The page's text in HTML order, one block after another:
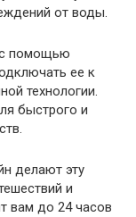
от воды.
с помощью
ее к
технологии.
быстрого и
делают эту
и
вам до 24 часов